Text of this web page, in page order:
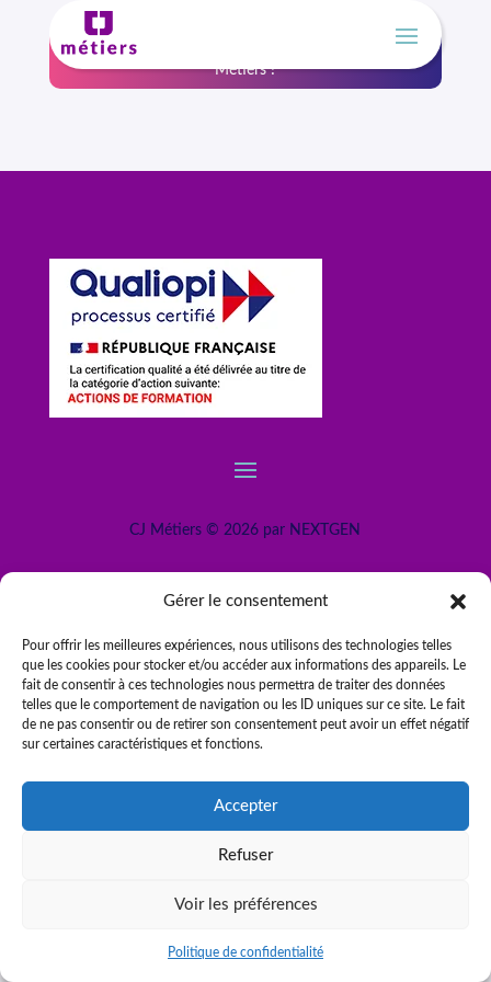
Gérer le consentement
Pour offrir les meilleures expériences, nous utilisons des technologies telles
que les cookies pour stocker et/ou accéder aux informations des appareils. Le
fait de consentir à ces technologies nous permettra de traiter des données
telles que le comportement de navigation ou les ID uniques sur ce site. Le fait
de ne pas consentir ou de retirer son consentement peut avoir un effet négatif
sur certaines caractéristiques et fonctions.
Accepter
Refuser
Voir les préférences
Politique de confidentialité
Un nouveau nom, la même expertise, Athéna devient CJ
Métiers !
CJ Métiers © 2026 par NEXTGEN